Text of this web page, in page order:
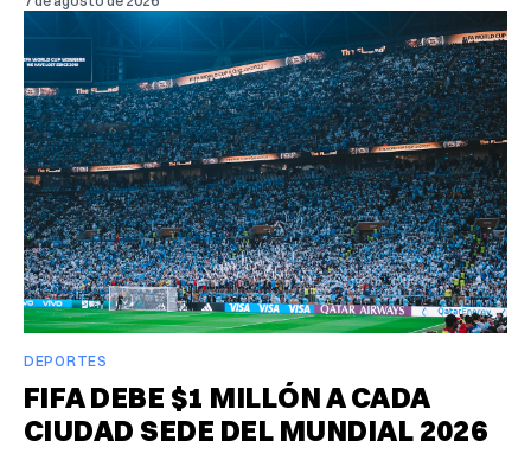
DEPORTES
FIFA DEBE $1 MILLÓN A CADA
CIUDAD SEDE DEL MUNDIAL 2026